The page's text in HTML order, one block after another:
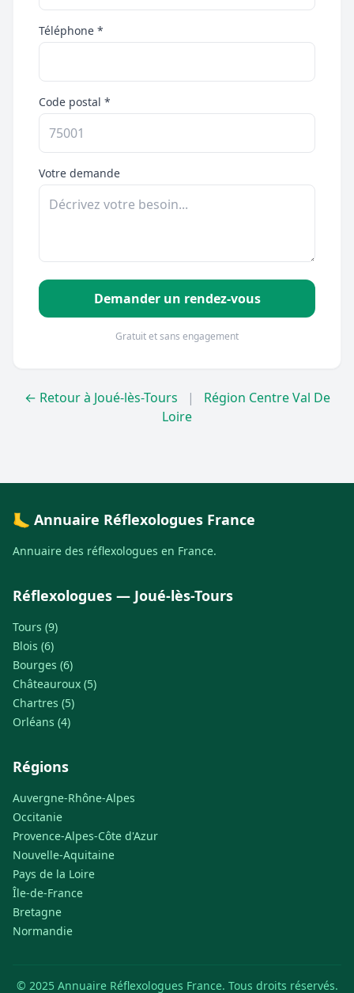
Téléphone *
Code postal *
Votre demande
Demander un rendez-vous
Gratuit et sans engagement
← Retour à Joué-lès-Tours |
Région Centre Val De
Loire
🦶 Annuaire Réflexologues France
Annuaire des réflexologues en France.
Réflexologues — Joué-lès-Tours
Tours (9)
Blois (6)
Bourges (6)
Châteauroux (5)
Chartres (5)
Orléans (4)
Régions
Auvergne-Rhône-Alpes
Occitanie
Provence-Alpes-Côte d'Azur
Nouvelle-Aquitaine
Pays de la Loire
Île-de-France
Bretagne
Normandie
© 2025 Annuaire Réflexologues France. Tous droits réservés.